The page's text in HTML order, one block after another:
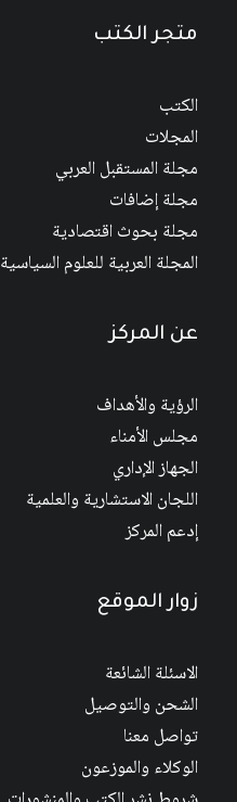
متجر الكتب
الكتب
المجلات
مجلة المستقبل العربي
مجلة إضافات
مجلة بحوث اقتصادية
المجلة العربية للعلوم السياسية
عن المركز
الرؤية والأهداف
مجلس الأمناء
الجهاز الإداري
اللجان الاستشارية والعلمية
إدعم المركز
زوار الموقع
الاسئلة الشائعة
الشحن والتوصيل
تواصل معنا
الوكلاء والموزعون